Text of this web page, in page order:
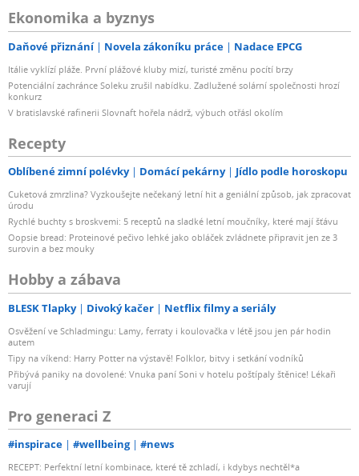
Ekonomika a byznys
Daňové přiznání Novela zákoníku práce Nadace EPCG
Itálie vyklízí pláže. První plážové kluby mizí, turisté změnu pocítí brzy
Potenciální zachránce Soleku zrušil nabídku. Zadlužené solární společnosti hrozí
konkurz
V bratislavské rafinerii Slovnaft hořela nádrž, výbuch otřásl okolím
Recepty
Oblíbené zimní polévky Domácí pekárny Jídlo podle horoskopu
Cuketová zmrzlina? Vyzkoušejte nečekaný letní hit a geniální způsob, jak zpracovat
úrodu
Rychlé buchty s broskvemi: 5 receptů na sladké letní moučníky, které mají šťávu
Oopsie bread: Proteinové pečivo lehké jako obláček zvládnete připravit jen ze 3
surovin a bez mouky
Hobby a zábava
BLESK Tlapky Divoký kačer Netflix filmy a seriály
Osvěžení ve Schladmingu: Lamy, ferraty i koulovačka v létě jsou jen pár hodin
autem
Tipy na víkend: Harry Potter na výstavě! Folklor, bitvy i setkání vodníků
Přibývá paniky na dovolené: Vnuka paní Soni v hotelu poštípaly štěnice! Lékaři
varují
Pro generaci Z
#inspirace #wellbeing #news
RECEPT: Perfektní letní kombinace, které tě zchladí, i kdybys nechtěl*a